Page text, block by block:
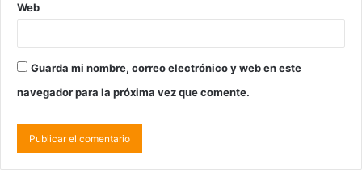
Web
Guarda mi nombre, correo electrónico y web en este
navegador para la próxima vez que comente.